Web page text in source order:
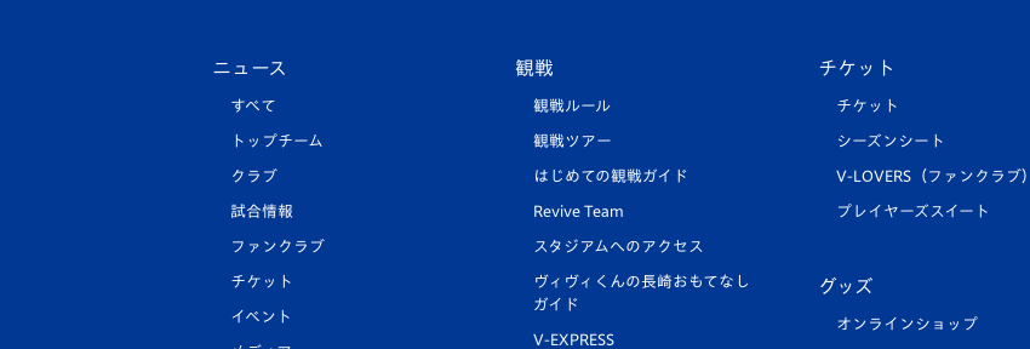
ニュース
すべて
トップチーム
クラブ
試合情報
ファンクラブ
チケット
イベント
観戦
観戦ルール
観戦ツアー
はじめての観戦ガイド
Revive Team
スタジアムへのアクセス
ヴィヴィくんの長崎おもてなし
ガイド
V-EXPRESS
チケット
チケット
シーズンシート
V-LOVERS（ファンクラブ）
プレイヤーズスイート
グッズ
オンラインショップ